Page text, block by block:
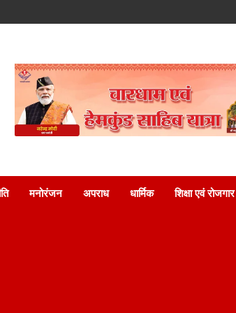
मनोरंजन अपराध धार्मिक शिक्षा एवं रोजगार